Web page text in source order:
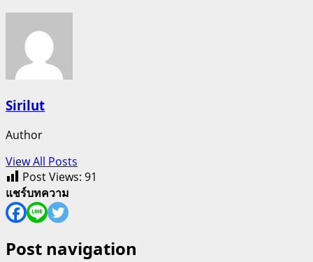
Sirilut
Author
View All Posts
Post Views: 91
แชร์บทความ
Post navigation